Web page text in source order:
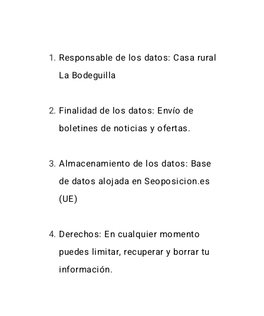
Responsable de los datos: Casa rural
La Bodeguilla
Finalidad de los datos: Envío de
boletines de noticias y ofertas.
Almacenamiento de los datos: Base
de datos alojada en Seoposicion.es
(UE)
Derechos: En cualquier momento
puedes limitar, recuperar y borrar tu
información.